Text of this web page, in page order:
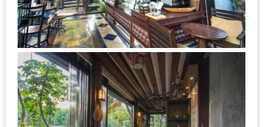
แรม
ฮอ
ลิ
เดย์
อินน์
เชียงใหม่
PANDA